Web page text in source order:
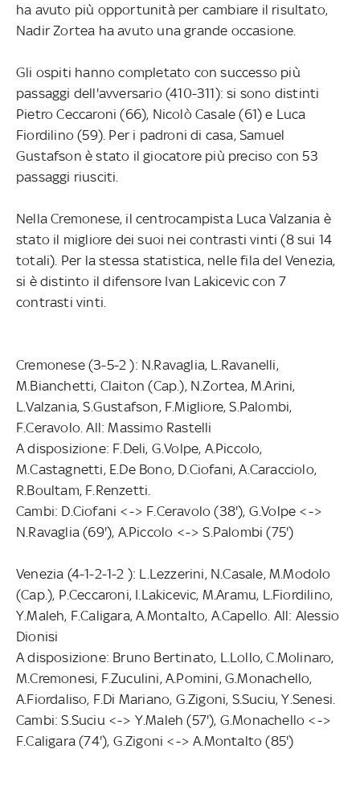
ha avuto più opportunità per cambiare il risultato,
Nadir Zortea ha avuto una grande occasione.
Gli ospiti hanno completato con successo più
passaggi dell'avversario (410-311): si sono distinti
Pietro Ceccaroni (66), Nicolò Casale (61) e Luca
Fiordilino (59). Per i padroni di casa, Samuel
Gustafson è stato il giocatore più preciso con 53
passaggi riusciti.
Nella Cremonese, il centrocampista Luca Valzania è
stato il migliore dei suoi nei contrasti vinti (8 sui 14
totali). Per la stessa statistica, nelle fila del Venezia,
si è distinto il difensore Ivan Lakicevic con 7
contrasti vinti.
Cremonese (3-5-2 ): N.Ravaglia, L.Ravanelli,
M.Bianchetti, Claiton (Cap.), N.Zortea, M.Arini,
L.Valzania, S.Gustafson, F.Migliore, S.Palombi,
F.Ceravolo. All: Massimo Rastelli
A disposizione: F.Deli, G.Volpe, A.Piccolo,
M.Castagnetti, E.De Bono, D.Ciofani, A.Caracciolo,
R.Boultam, F.Renzetti.
Cambi: D.Ciofani <-> F.Ceravolo (38'), G.Volpe <->
N.Ravaglia (69'), A.Piccolo <-> S.Palombi (75')
Venezia (4-1-2-1-2 ): L.Lezzerini, N.Casale, M.Modolo
(Cap.), P.Ceccaroni, I.Lakicevic, M.Aramu, L.Fiordilino,
Y.Maleh, F.Caligara, A.Montalto, A.Capello. All: Alessio
Dionisi
A disposizione: Bruno Bertinato, L.Lollo, C.Molinaro,
M.Cremonesi, F.Zuculini, A.Pomini, G.Monachello,
A.Fiordaliso, F.Di Mariano, G.Zigoni, S.Suciu, Y.Senesi.
Cambi: S.Suciu <-> Y.Maleh (57'), G.Monachello <->
F.Caligara (74'), G.Zigoni <-> A.Montalto (85')